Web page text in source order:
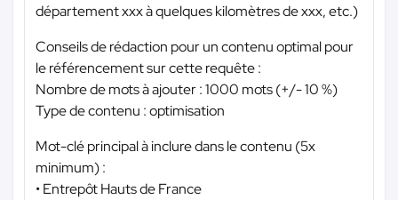
département xxx à quelques kilomètres de xxx, etc.)
Conseils de rédaction pour un contenu optimal pour
le référencement sur cette requête :
Nombre de mots à ajouter : 1000 mots (+/- 10 %)
Type de contenu : optimisation
Mot-clé principal à inclure dans le contenu (5x
minimum) :
• Entrepôt Hauts de France